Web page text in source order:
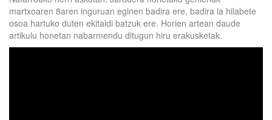
martxoaren 8aren inguruan eginen badira ere, badira ia hilabete
osoa hartuko duten ekitaldi batzuk ere. Horien artean daude
artikulu honetan nabarmendu ditugun hiru erakusketak.